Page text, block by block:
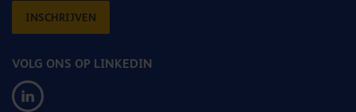
INSCHRIJVEN
VOLG ONS OP LINKEDIN